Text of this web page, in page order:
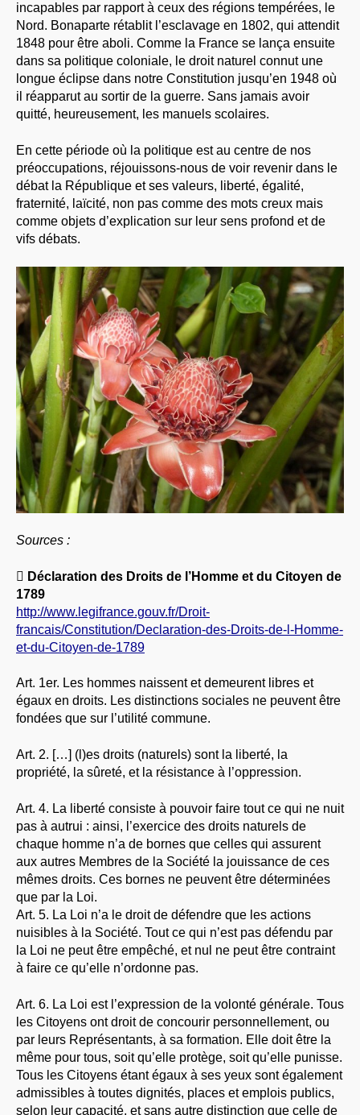
incapables par rapport à ceux des régions tempérées, le
Nord. Bonaparte rétablit l’esclavage en 1802, qui attendit
1848 pour être aboli. Comme la France se lança ensuite
dans sa politique coloniale, le droit naturel connut une
longue éclipse dans notre Constitution jusqu’en 1948 où
il réapparut au sortir de la guerre. Sans jamais avoir
quitté, heureusement, les manuels scolaires.
En cette période où la politique est au centre de nos
préoccupations, réjouissons-nous de voir revenir dans le
débat la République et ses valeurs, liberté, égalité,
fraternité, laïcité, non pas comme des mots creux mais
comme objets d’explication sur leur sens profond et de
vifs débats.
Sources :
 Déclaration des Droits de l’Homme et du Citoyen de
1789
http://www.legifrance.gouv.fr/Droit-
francais/Constitution/Declaration-des-Droits-de-l-Homme-
et-du-Citoyen-de-1789
Art. 1er. Les hommes naissent et demeurent libres et
égaux en droits. Les distinctions sociales ne peuvent être
fondées que sur l’utilité commune.
Art. 2. […] (l)es droits (naturels) sont la liberté, la
propriété, la sûreté, et la résistance à l’oppression.
Art. 4. La liberté consiste à pouvoir faire tout ce qui ne nuit
pas à autrui : ainsi, l’exercice des droits naturels de
chaque homme n’a de bornes que celles qui assurent
aux autres Membres de la Société la jouissance de ces
mêmes droits. Ces bornes ne peuvent être déterminées
que par la Loi.
Art. 5. La Loi n’a le droit de défendre que les actions
nuisibles à la Société. Tout ce qui n’est pas défendu par
la Loi ne peut être empêché, et nul ne peut être contraint
à faire ce qu’elle n’ordonne pas.
Art. 6. La Loi est l’expression de la volonté générale. Tous
les Citoyens ont droit de concourir personnellement, ou
par leurs Représentants, à sa formation. Elle doit être la
même pour tous, soit qu’elle protège, soit qu’elle punisse.
Tous les Citoyens étant égaux à ses yeux sont également
admissibles à toutes dignités, places et emplois publics,
selon leur capacité, et sans autre distinction que celle de